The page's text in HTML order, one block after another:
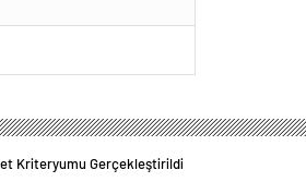
Kriteryumu Gerçekleştirildi